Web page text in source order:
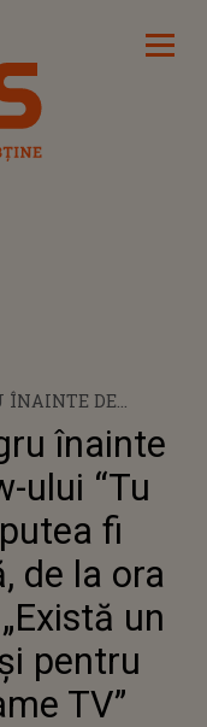
ÎNAINTE DE
“TU URMEZI!”, CE
SÂMBĂTĂ, DE LA
„EXISTĂ UN
ASTFEL DE
înainte
ului “Tu
fi
de la ora
un
pentru
TV”